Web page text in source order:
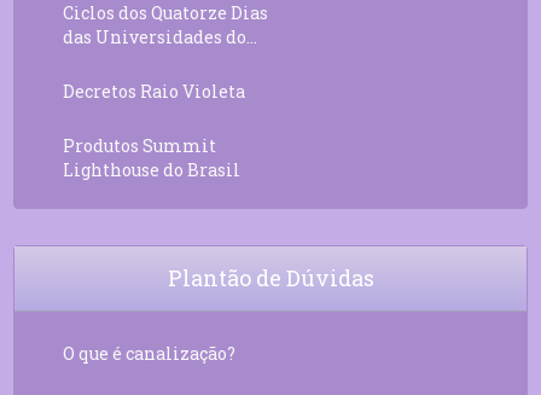
Ciclos dos Quatorze Dias
das Universidades do...
Decretos Raio Violeta
Produtos Summit
Lighthouse do Brasil
Plantão de Dúvidas
O que é canalização?